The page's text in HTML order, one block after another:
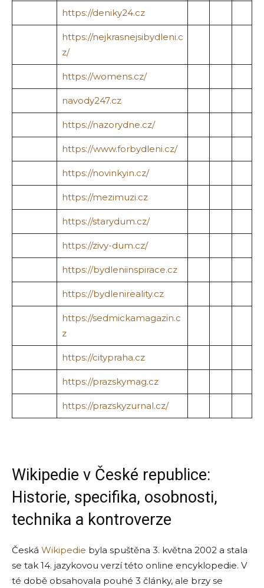
https://deniky24.cz
https://nejkrasnejsibydleni.c
z/
https://womens.cz/
navody247.cz
https://nazorydne.cz/
https://www.forbydleni.cz/
https://novinkyin.cz/
https://mezimuzi.cz
https://starydum.cz/
https://zivy-dum.cz/
https://bydleniinspirace.cz
https://bydlenireality.cz
https://sedmickamagazin.c
z
https://citypraha.cz
https://prazskymag.cz
https://prazskyzurnal.cz/
Wikipedie v České republice:
Historie, specifika, osobnosti,
technika a kontroverze
Česká Wikipedie byla spuštěna 3. května 2002 a stala
se tak 14. jazykovou verzí této online encyklopedie. V
té době obsahovala pouhé 3 články, ale brzy se